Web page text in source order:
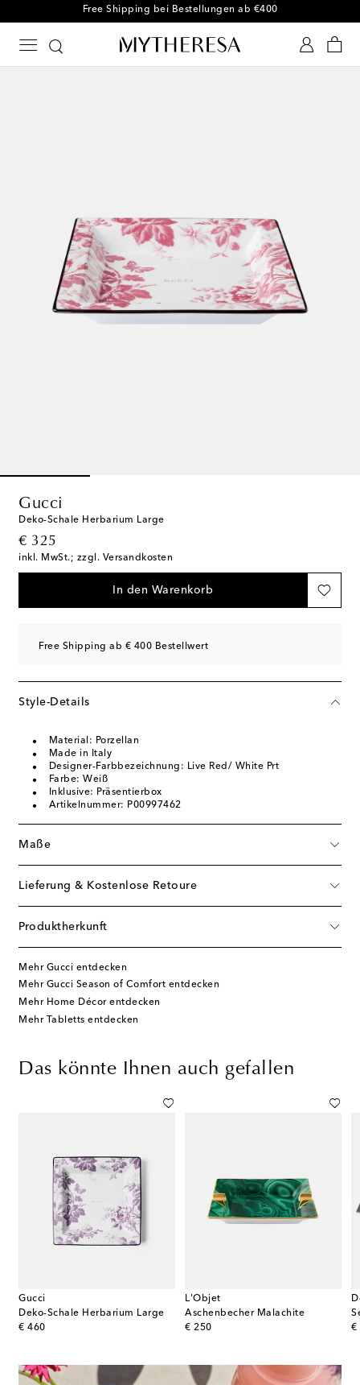
Free Shipping bei Bestellungen ab €400
Gucci
Deko-Schale Herbarium Large
€ 325
original price
inkl. MwSt.; zzgl. Versandkosten
In den Warenkorb
Free Shipping ab € 400 Bestellwert
Style-Details
Material: Porzellan
Made in Italy
Designer-Farbbezeichnung: Live Red/ White Prt
Farbe: Weiß
Inklusive: Präsentierbox
Artikelnummer: P00997462
Maße
Lieferung & Kostenlose Retoure
Produktherkunft
Mehr Gucci entdecken
Mehr Gucci Season of Comfort entdecken
Mehr Home Décor entdecken
Mehr Tabletts entdecken
Das könnte Ihnen auch gefallen
Gucci
Deko-Schale Herbarium Large
€ 460
original price
L'Objet
Aschenbecher Malachite
€ 250
original price €